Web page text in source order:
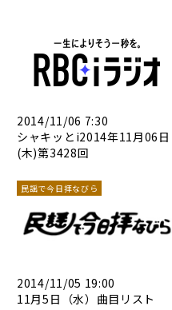
2014/11/06 7:30
シャキッとi2014年11月06日
(木)第3428回
民謡で今日拝なびら
2014/11/05 19:00
11月5日（水）曲目リスト